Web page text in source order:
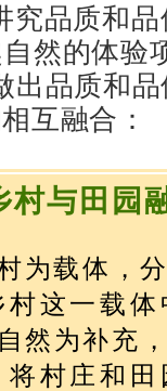
究品质和
然的体验
出品质和
互融合：
村与田园
为载体，
这一载
然为补充
村庄和